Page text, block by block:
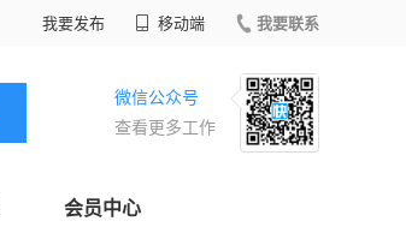
我要发布 移动端 我要联系
微信公众号
查看更多工作
会员中心